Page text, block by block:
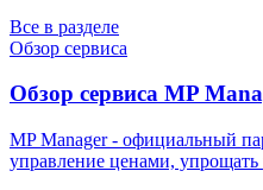
Все в разделе
Обзор сервиса
Обзор сервиса MP
MP Manager - официальный
управление ценами,